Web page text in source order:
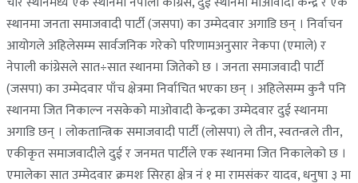
स्थानमा जनता समाजवादी पार्टी (जसपा) का उम्मेदवार अगाडि छन् । निर्वाचन
आयोगले अहिलेसम्म सार्वजनिक गरेको परिणामअनुसार नेकपा (एमाले) र
नेपाली कांग्रेसले सात÷सात स्थानमा जितेको छ । जनता समाजवादी पार्टी
(जसपा) का उम्मेदवार पाँच क्षेत्रमा निर्वाचित भएका छन् । अहिलेसम्म कुनै पनि
स्थानमा जित निकाल्न नसकेको माओवादी केन्द्रका उम्मेदवार दुई स्थानमा
अगाडि छन् । लोकतान्त्रिक समाजवादी पार्टी (लोसपा) ले तीन, स्वतन्त्रले तीन,
एकीकृत समाजवादीले दुई र जनमत पार्टीले एक स्थानमा जित निकालेको छ ।
एमालेका सात उम्मेदवार क्रमशः सिरहा क्षेत्र नं १ मा रामसंकर यादव, धनुषा ३ मा